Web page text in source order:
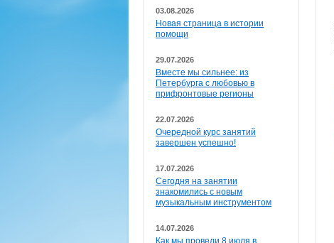
03.08.2026
Новая страница в истории
помощи
29.07.2026
Вместе мы сильнее: из
Петербурга с любовью в
прифронтовые регионы
22.07.2026
Очередной курс занятий
завершен успешно!
17.07.2026
Сегодня на занятии
знакомились с новым
музыкальным инструментом
14.07.2026
Как мы провели 8 июля в